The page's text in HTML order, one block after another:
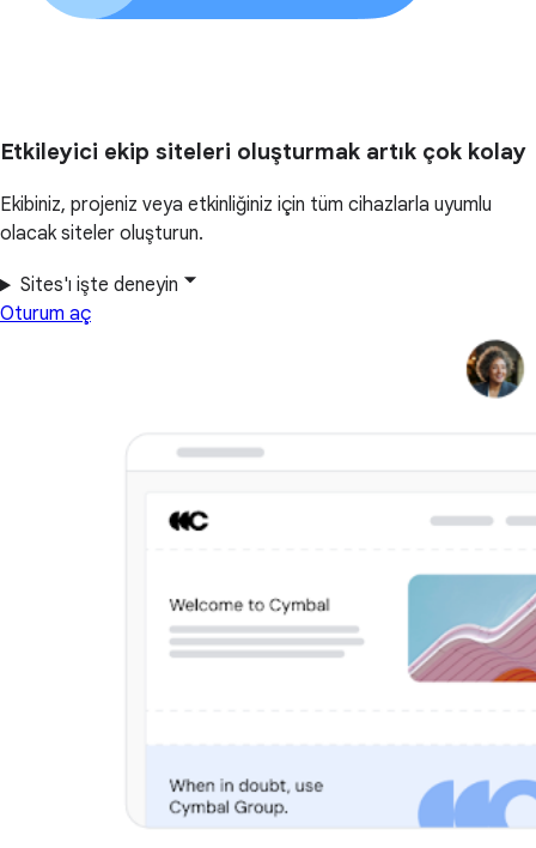
Etkileyici ekip siteleri oluşturmak artık çok kolay
Ekibiniz, projeniz veya etkinliğiniz için tüm cihazlarla uyumlu
olacak siteler oluşturun.
Sites'ı işte deneyin
Oturum aç